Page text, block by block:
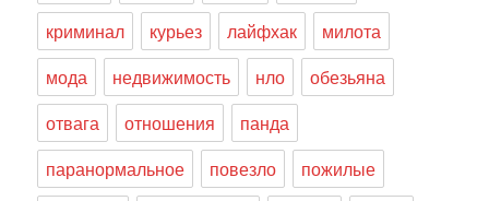
криминал
курьез лайфхак
милота
мода
недвижимость нло
обезьяна
отвага
отношения
панда
паранормальное
повезло
пожилые